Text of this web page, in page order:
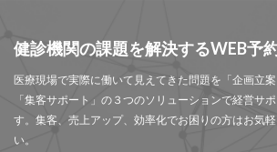
健診機関の課題を解決するWEB予
医療現場で実際に働いて見えてきた問題を「企画立案
「集客サポート」の３つのソリューションで経営サ
す。集客、売上アップ、効率化でお困りの方はお気
い。